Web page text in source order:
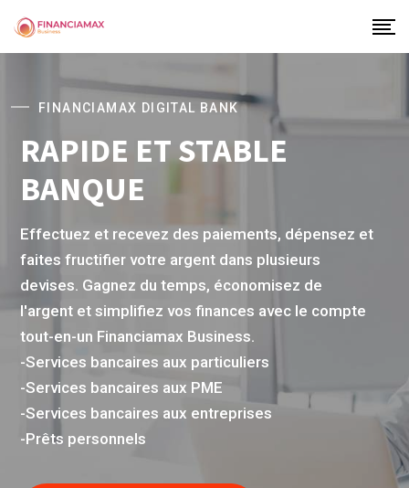
FINANCIAMAX DIGITAL BANK
RAPIDE ET STABLE
BANQUE
Effectuez et recevez des paiements, dépensez et
faites fructifier votre argent dans plusieurs
devises. Gagnez du temps, économisez de
l'argent et simplifiez vos finances avec le compte
tout-en-un Financiamax Business.
-Services bancaires aux particuliers
-Services bancaires aux PME
-Services bancaires aux entreprises
-Prêts personnels